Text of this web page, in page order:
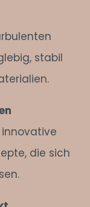
stabil
innovative
die sich